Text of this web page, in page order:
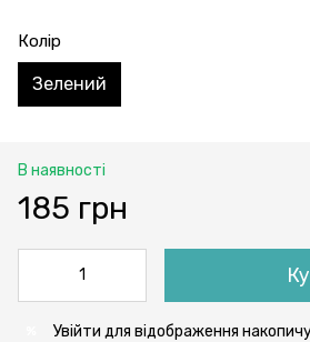
Колір
Зелений
В наявності
185 грн
Увійти для відображення